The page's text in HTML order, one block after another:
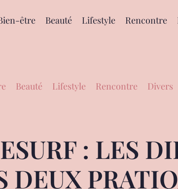
être Beauté Lifestyle Rencontre
Beauté Lifestyle Rencontre Divers
: LES
DEUX